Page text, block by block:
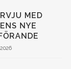
MED
NYE